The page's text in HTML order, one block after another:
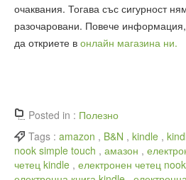
очаквания. Тогава със сигурност
разочаровани. Повече
да откриете в онлайн магазина ни.
Posted in : Полезно
Tags : amazon , B&N , kindle ,
nook simple touch , амазон ,
четец kindle , електронен четец nook